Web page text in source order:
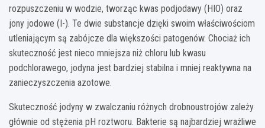
rozpuszczeniu w wodzie, tworząc kwas podjodawy (HIO) oraz
jony jodowe (I-). Te dwie substancje dzięki swoim właściwościom
utleniającym są zabójcze dla większości patogenów. Chociaż ich
skuteczność jest nieco mniejsza niż chloru lub kwasu
podchlorawego, jodyna jest bardziej stabilna i mniej reaktywna na
zanieczyszczenia azotowe.
Skuteczność jodyny w zwalczaniu różnych drobnoustrojów zależy
głównie od stężenia pH roztworu. Bakterie są najbardziej wrażliwe